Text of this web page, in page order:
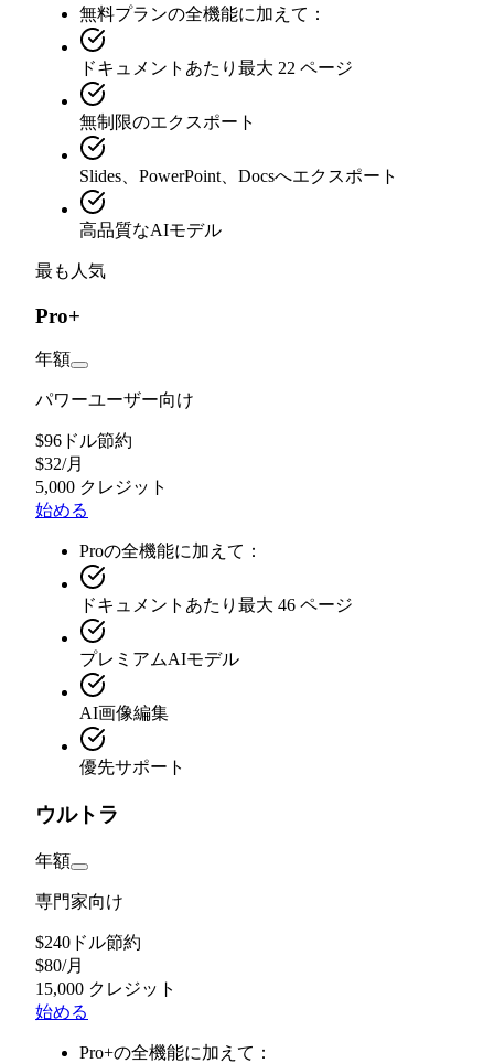
無料プランの全機能に加えて：
ドキュメントあたり最大 22 ページ
無制限のエクスポート
Slides、PowerPoint、Docsへエクスポート
高品質なAIモデル
最も人気
Pro+
年額
パワーユーザー向け
$96ドル節約
$32/月
5,000 クレジット
始める
Proの全機能に加えて：
ドキュメントあたり最大 46 ページ
プレミアムAIモデル
AI画像編集
優先サポート
ウルトラ
年額
専門家向け
$240ドル節約
$80/月
15,000 クレジット
始める
Pro+の全機能に加えて：